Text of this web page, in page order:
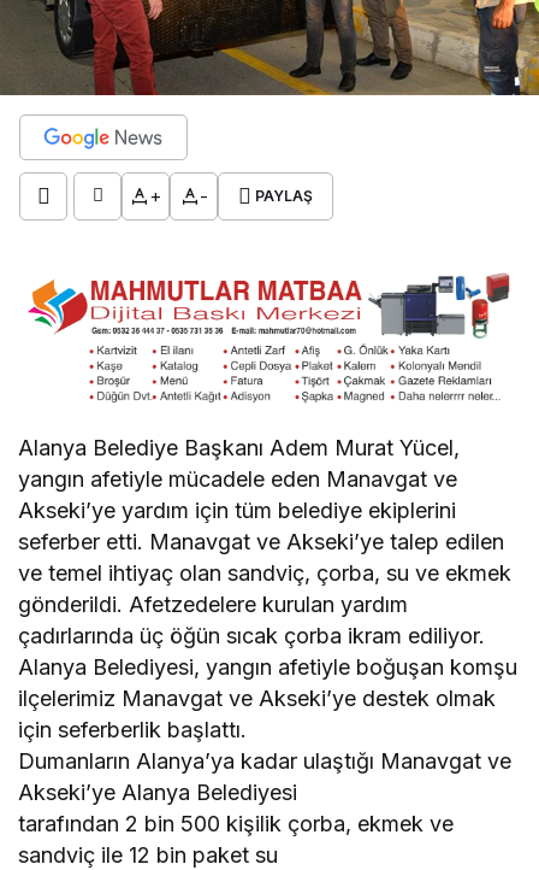
+ - PAYLAŞ
Alanya Belediye Başkanı Adem Murat Yücel,
yangın afetiyle mücadele eden Manavgat ve
Akseki’ye yardım için tüm belediye ekiplerini
seferber etti. Manavgat ve Akseki’ye talep edilen
ve temel ihtiyaç olan sandviç, çorba, su ve ekmek
gönderildi. Afetzedelere kurulan yardım
çadırlarında üç öğün sıcak çorba ikram ediliyor.
Alanya Belediyesi, yangın afetiyle boğuşan komşu
ilçelerimiz Manavgat ve Akseki’ye destek olmak
için seferberlik başlattı.
Dumanların Alanya’ya kadar ulaştığı Manavgat ve
Akseki’ye Alanya Belediyesi
tarafından 2 bin 500 kişilik çorba, ekmek ve
sandviç ile 12 bin paket su